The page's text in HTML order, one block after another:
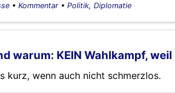
• Kommentar • Politik, Diplomatie
warum: KEIN Wahlkampf,
kurz, wenn auch nicht schmerzlos.